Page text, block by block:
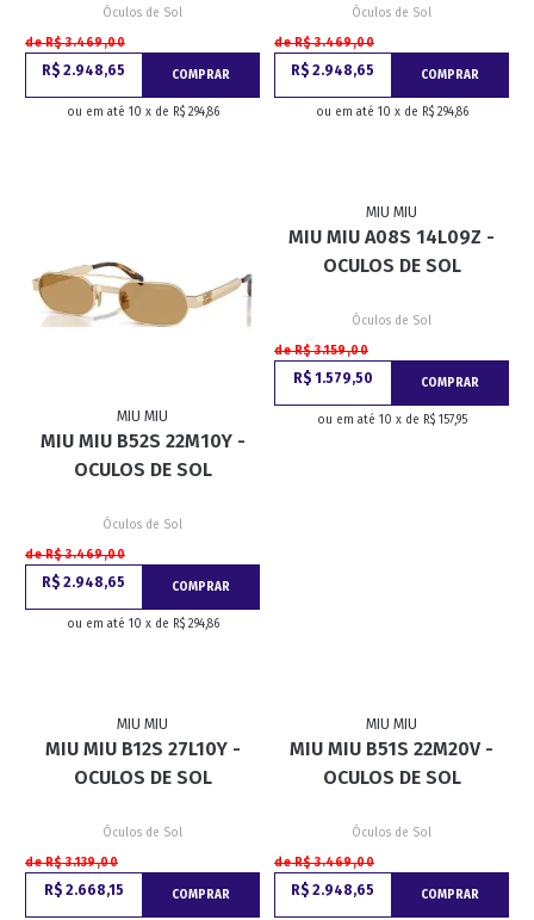
Óculos de Sol
de R$ 3.469,00
R$ 2.948,65 COMPRAR
ou em até 10 x de R$ 294,86
Óculos de Sol
de R$ 3.469,00
R$ 2.948,65 COMPRAR
ou em até 10 x de R$ 294,86
MIU MIU
MIU MIU B52S 22M10Y -
OCULOS DE SOL
Óculos de Sol
de R$ 3.469,00
R$ 2.948,65 COMPRAR
ou em até 10 x de R$ 294,86
MIU MIU
MIU MIU A08S 14L09Z -
OCULOS DE SOL
Óculos de Sol
de R$ 3.159,00
R$ 1.579,50 COMPRAR
ou em até 10 x de R$ 157,95
MIU MIU
MIU MIU B12S 27L10Y -
OCULOS DE SOL
Óculos de Sol
de R$ 3.139,00
R$ 2.668,15 COMPRAR
MIU MIU
MIU MIU B51S 22M20V -
OCULOS DE SOL
Óculos de Sol
de R$ 3.469,00
R$ 2.948,65 COMPRAR